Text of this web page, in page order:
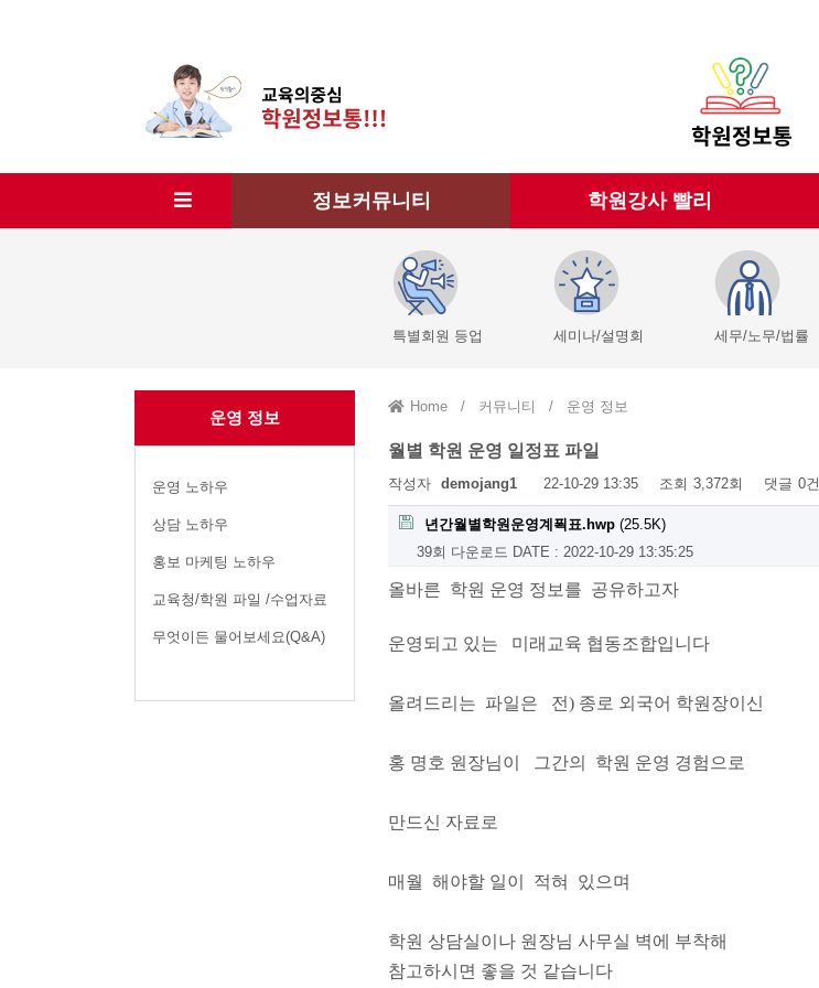
정보커뮤니티 학원강사 빨리
특별회원 등업 세미나/설명회 세무/노무/법률
운영 정보
운영 노하우
상담 노하우
홍보 마케팅 노하우
교육청/학원 파일 /수업자료
무엇이든 물어보세요(Q&A)
Home / 커뮤니티 / 운영 정보
월별 학원 운영 일정표 파일
작성자 demojang1 22-10-29 13:35 조회 3,372회 댓글 0건
년간월별학원운영계푁표.hwp (25.5K)
39회 다운로드 DATE : 2022-10-29 13:35:25
올바른 학원 운영 정보를 공유하고자
운영되고 있는 미래교육 협동조합입니다
올려드리는 파일은 전) 종로 외국어 학원장이신
홍 명호 원장님이 그간의 학원 운영 경험으로
만드신 자료로
매월 해야할 일이 적혀 있으며
학원 상담실이나 원장님 사무실 벽에 부착해
참고하시면 좋을 것 같습니다